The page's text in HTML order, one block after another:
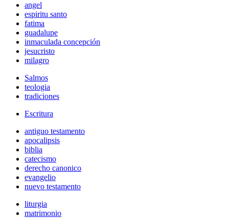
angel
espiritu santo
fatima
guadalupe
inmaculada concepción
jesucristo
milagro
Salmos
teologia
tradiciones
Escritura
antiguo testamento
apocalipsis
biblia
catecismo
derecho canonico
evangelio
nuevo testamento
liturgia
matrimonio